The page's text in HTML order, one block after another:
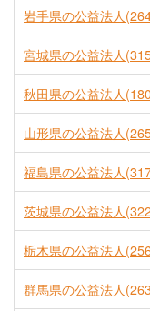
岩手県の公益法人
宮城県の公益法人
秋田県の公益法人
山形県の公益法人
福島県の公益法人
茨城県の公益法人
栃木県の公益法人
群馬県の公益法人